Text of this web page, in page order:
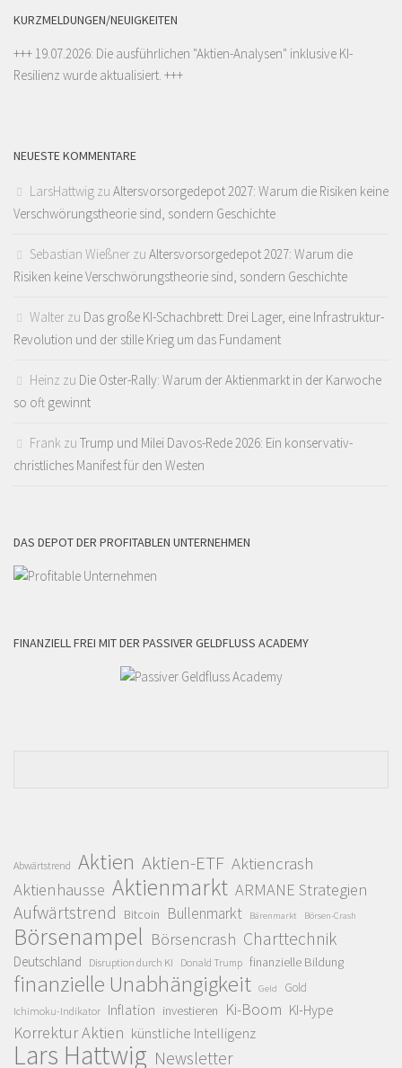
KURZMELDUNGEN/NEUIGKEITEN
+++ 19.07.2026: Die ausführlichen "Aktien-Analysen" inklusive KI-
Resilienz wurde aktualisiert. +++
NEUESTE KOMMENTARE
LarsHattwig zu Altersvorsorgedepot 2027: Warum die Risiken keine
Verschwörungstheorie sind, sondern Geschichte
Sebastian Wießner zu Altersvorsorgedepot 2027: Warum die
Risiken keine Verschwörungstheorie sind, sondern Geschichte
Walter zu Das große KI-Schachbrett: Drei Lager, eine Infrastruktur-
Revolution und der stille Krieg um das Fundament
Heinz zu Die Oster-Rally: Warum der Aktienmarkt in der Karwoche
so oft gewinnt
Frank zu Trump und Milei Davos-Rede 2026: Ein konservativ-
christliches Manifest für den Westen
DAS DEPOT DER PROFITABLEN UNTERNEHMEN
FINANZIELL FREI MIT DER PASSIVER GELDFLUSS ACADEMY
Abwärtstrend Aktien Aktien-ETF Aktiencrash
Aktienhausse Aktienmarkt ARMANE Strategien
Aufwärtstrend Bitcoin Bullenmarkt Bärenmarkt Börsen-Crash
Börsenampel Börsencrash Charttechnik
Deutschland Disruption durch KI Donald Trump finanzielle Bildung
finanzielle Unabhängigkeit Geld Gold
Ichimoku-Indikator Inflation investieren Ki-Boom KI-Hype
Korrektur Aktien künstliche Intelligenz
Lars Hattwig Newsletter